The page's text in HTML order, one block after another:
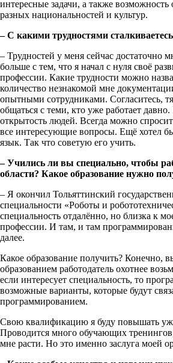
интересные задачи, а также
разных национальностей и культур.
– С какими трудностями
– Трудностей у меня сейчас достаточно
больше с тем, что я начал с нуля своё
профессии. Какие трудности можно
количество незнакомой мне
опытными сотрудниками. Согласитесь,
общаться с теми, кто уже работает давно.
открытость людей. Всегда можно
все интересующие вопросы. Ещё хотел
язык. Так что советую его учить.
– Учились ли вы специально, чтобы
области? Какое образование нужно
– Я окончил Тольяттинский
специальности «Роботы и
специальность отдалённо, но близка к
профессии. И там, и там
далее.
Какое образование получить? Конечно,
образованием работодатель охотнее
если интересует специальность, то
возможные варианты, которые будут
программированием.
Свою квалификацию я буду повышать
Проводится много обучающих
мне расти. Но это именно заслуга моей